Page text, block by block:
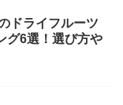
ドライフルーツ
グ6選！選び方や